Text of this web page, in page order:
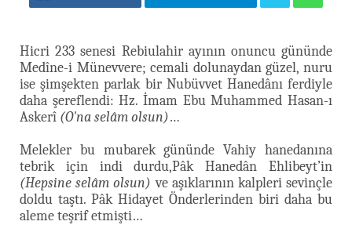
Hicri 233 senesi Rebiulahir ayının onuncu gününde
Medîne-i Münevvere; cemali dolunaydan güzel, nuru
ise şimşekten parlak bir Nubüvvet Hanedânı ferdiyle
daha şereflendi: Hz. İmam Ebu Muhammed Hasan-ı
Askerî (O'na selâm olsun)…
Melekler bu mubarek gününde Vahiy hanedanına
tebrik için indi durdu,Pâk Hanedân Ehlibeyt’in
(Hepsine selâm olsun) ve aşıklarının kalpleri sevinçle
doldu taştı. Pâk Hidayet Önderlerinden biri daha bu
aleme teşrif etmişti…